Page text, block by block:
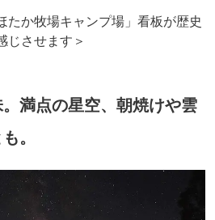
たか牧場キャンプ場」看板が歴史
じさせます＞
満点の星空、朝焼けや雲
。